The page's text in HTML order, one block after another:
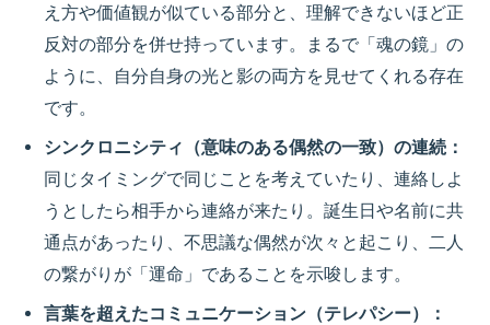
え方や価値観が似ている部分と、理解できないほど正
反対の部分を併せ持っています。まるで「魂の鏡」の
ように、自分自身の光と影の両方を見せてくれる存在
です。
シンクロニシティ（意味のある偶然の一致）の連続：
同じタイミングで同じことを考えていたり、連絡しよ
うとしたら相手から連絡が来たり。誕生日や名前に共
通点があったり、不思議な偶然が次々と起こり、二人
の繋がりが「運命」であることを示唆します。
言葉を超えたコミュニケーション（テレパシー）：